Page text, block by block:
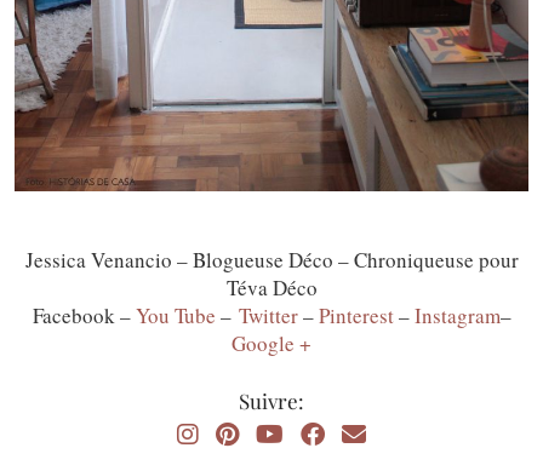
Jessica Venancio – Blogueuse Déco – Chroniqueuse pour
Téva Déco
Facebook –You Tube – Twitter–Pinterest–Instagram–
Google +
Suivre: